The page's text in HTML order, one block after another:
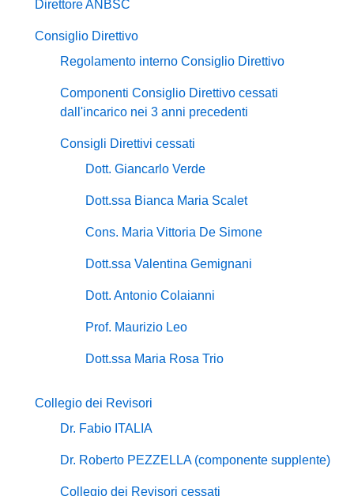
Direttore ANBSC
Consiglio Direttivo
Regolamento interno Consiglio Direttivo
Componenti Consiglio Direttivo cessati
dall'incarico nei 3 anni precedenti
Consigli Direttivi cessati
Dott. Giancarlo Verde
Dott.ssa Bianca Maria Scalet
Cons. Maria Vittoria De Simone
Dott.ssa Valentina Gemignani
Dott. Antonio Colaianni
Prof. Maurizio Leo
Dott.ssa Maria Rosa Trio
Collegio dei Revisori
Dr. Fabio ITALIA
Dr. Roberto PEZZELLA (componente supplente)
Collegio dei Revisori cessati